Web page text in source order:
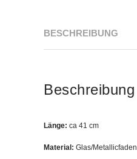
BESCHREIBUNG
Beschreibung
Länge: ca 41 cm
Material: Glas/Metallicfaden